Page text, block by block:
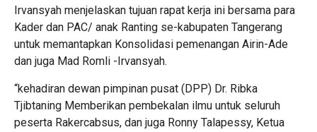
Irvansyah menjelaskan tujuan rapat kerja ini bersama para
Kader dan PAC/ anak Ranting se-kabupaten Tangerang
untuk memantapkan Konsolidasi pemenangan Airin-Ade
dan juga Mad Romli -Irvansyah.
“kehadiran dewan pimpinan pusat (DPP) Dr. Ribka
Tjibtaning Memberikan pembekalan ilmu untuk seluruh
peserta Rakercabsus, dan juga Ronny Talapessy, Ketua